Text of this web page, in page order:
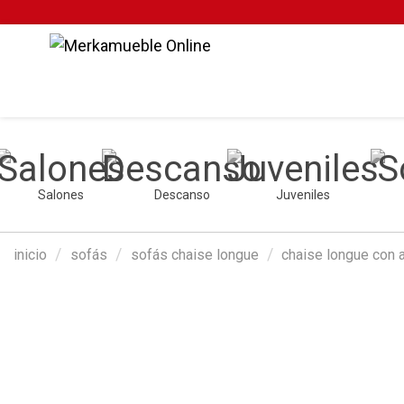
Salones Descanso Juveniles
inicio sofás sofás chaise longue chaise longue con